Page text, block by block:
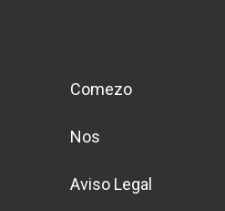
Comezo
Nos
Aviso Legal